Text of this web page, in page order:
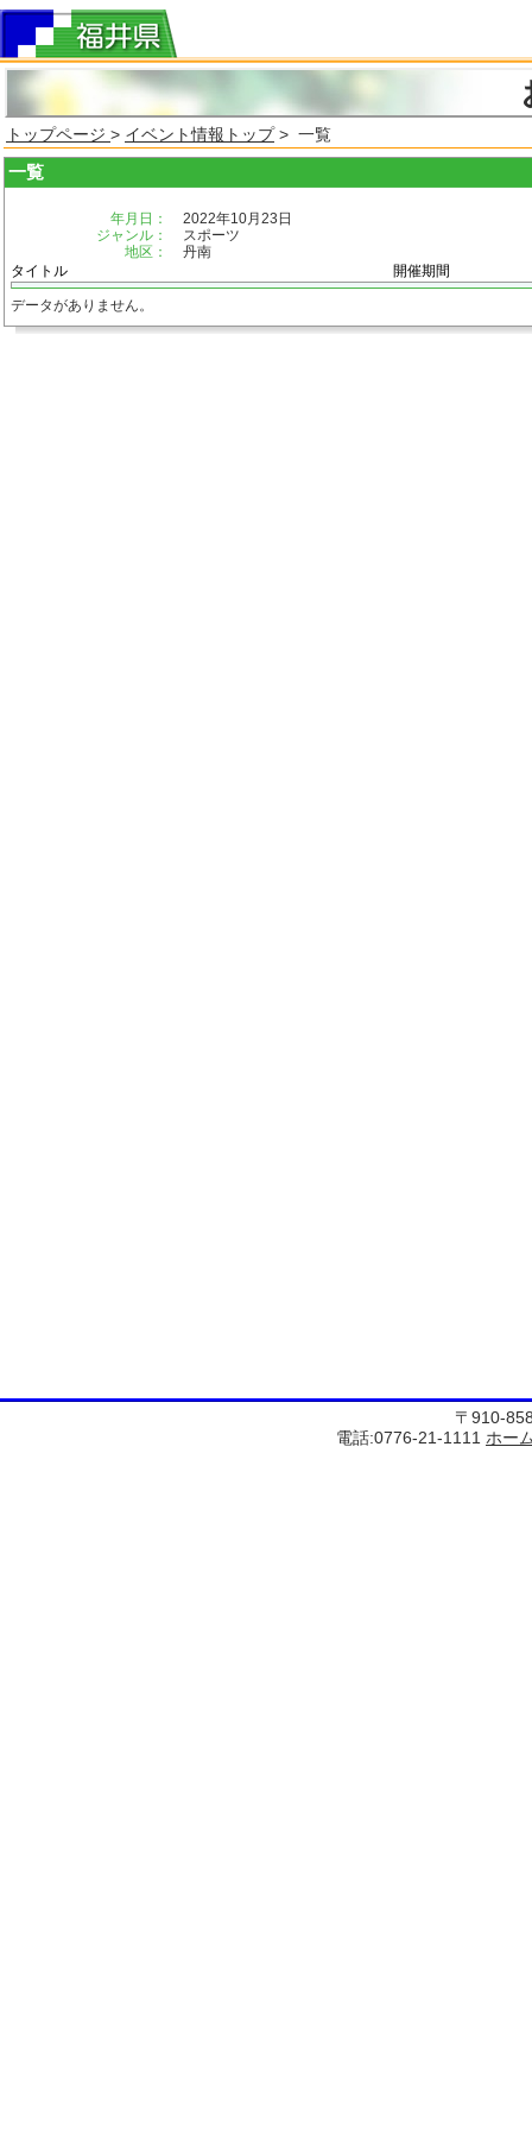
トップページ > イベント情報トップ> 一覧
一覧
年月日：
2022年10月23日
ジャンル：
スポーツ
地区：
丹南
タイトル
開催期間
データがありません。
〒910-
電話:0776-21-1111 ホー